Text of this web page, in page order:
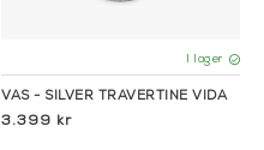
I lager
VAS - SILVER TRAVERTINE VIDA
3.399 kr